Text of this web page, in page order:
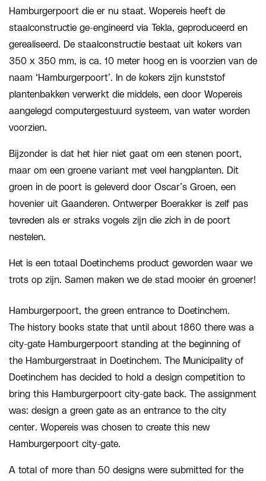
Hamburgerpoort die er nu staat. Wopereis heeft de
staalconstructie ge-engineerd via Tekla, geproduceerd en
gerealiseerd. De staalconstructie bestaat uit kokers van
350 x 350 mm, is ca. 10 meter hoog en is voorzien van de
naam ‘Hamburgerpoort’. In de kokers zijn kunststof
plantenbakken verwerkt die middels, een door Wopereis
aangelegd computergestuurd systeem, van water worden
voorzien.
Bijzonder is dat het hier niet gaat om een stenen poort,
maar om een groene variant met veel hangplanten. Dit
groen in de poort is geleverd door Oscar’s Groen, een
hovenier uit Gaanderen. Ontwerper Boerakker is zelf pas
tevreden als er straks vogels zijn die zich in de poort
nestelen.
Het is een totaal Doetinchems product geworden waar we
trots op zijn. Samen maken we de stad mooier én groener!
Hamburgerpoort, the green entrance to Doetinchem.
The history books state that until about 1860 there was a
city-gate Hamburgerpoort standing at the beginning of
the Hamburgerstraat in Doetinchem. The Municipality of
Doetinchem has decided to hold a design competition to
bring this Hamburgerpoort city-gate back. The assignment
was: design a green gate as an entrance to the city
center. Wopereis was chosen to create this new
Hamburgerpoort city-gate.
A total of more than 50 designs were submitted for the